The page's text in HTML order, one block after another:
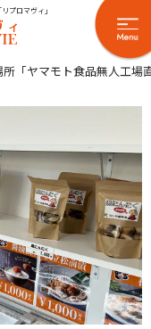
プロマヴィ」
「ヤマモト食品無人工場